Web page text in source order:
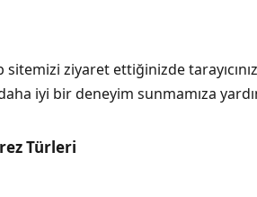
ziyaret ettiğinizde
iyi bir deneyim sunmamıza
Türleri